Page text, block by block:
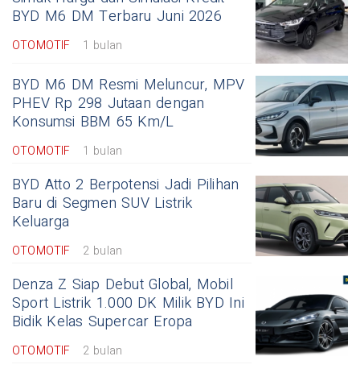
BYD M6 DM Terbaru Juni 2026
OTOMOTIF 1 bulan
BYD M6 DM Resmi Meluncur, MPV
PHEV Rp 298 Jutaan dengan
Konsumsi BBM 65 Km/L
OTOMOTIF 1 bulan
BYD Atto 2 Berpotensi Jadi Pilihan
Baru di Segmen SUV Listrik
Keluarga
OTOMOTIF 2 bulan
Denza Z Siap Debut Global, Mobil
Sport Listrik 1.000 DK Milik BYD Ini
Bidik Kelas Supercar Eropa
OTOMOTIF 2 bulan